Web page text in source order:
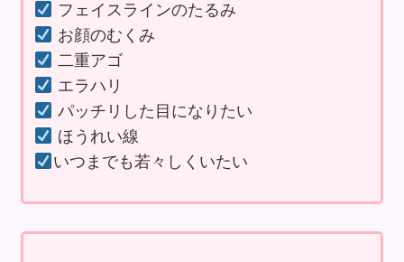
フェイスラインのたるみ
お顔のむくみ
二重アゴ
エラハリ
パッチリした目になりたい
ほうれい線
いつまでも若々しくいたい